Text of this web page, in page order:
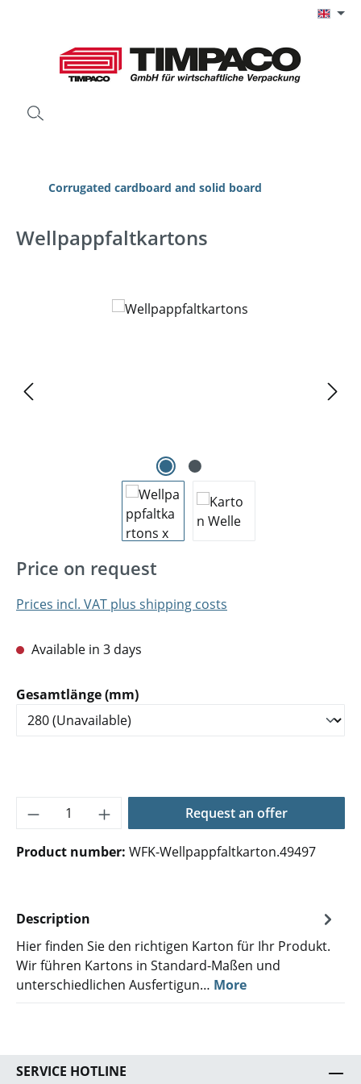
Corrugated cardboard and solid board
Wellpappfaltkartons
Skip image gallery
Price on request
Prices incl. VAT plus shipping costs
Available in 3 days
Select
Gesamtlänge (mm)
Product Quantity: Enter the desired
Request an offer
Product number: WFK-Wellpappfaltkarton.49497
Description
Hier finden Sie den richtigen Karton für Ihr Produkt.
Wir führen Kartons in Standard-Maßen und
unterschiedlichen Ausfertigun… More
SERVICE HOTLINE